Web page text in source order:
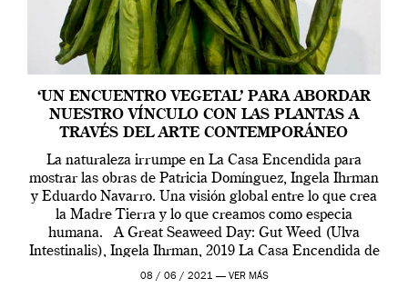
‘UN ENCUENTRO VEGETAL’ PARA ABORDAR
NUESTRO VÍNCULO CON LAS PLANTAS A
TRAVÉS DEL ARTE CONTEMPORÁNEO
La naturaleza irrumpe en La Casa Encendida para
mostrar las obras de Patricia Domínguez, Ingela Ihrman
y Eduardo Navarro. Una visión global entre lo que crea
la Madre Tierra y lo que creamos como especia
humana. A Great Seaweed Day: Gut Weed (Ulva
Intestinalis), Ingela Ihrman, 2019 La Casa Encendida de
Madrid y la Wellcome […]
08 / 06 / 2021 — VER MÁS